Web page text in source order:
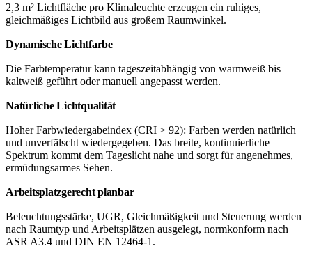
2,3 m² Lichtfläche pro Klimaleuchte erzeugen ein ruhiges,
gleichmäßiges Lichtbild aus großem Raumwinkel.
Dynamische Lichtfarbe
Die Farbtemperatur kann tageszeitabhängig von warmweiß bis
kaltweiß geführt oder manuell angepasst werden.
Natürliche Lichtqualität
Hoher Farbwiedergabeindex (CRI > 92): Farben werden natürlich
und unverfälscht wiedergegeben. Das breite, kontinuierliche
Spektrum kommt dem Tageslicht nahe und sorgt für angenehmes,
ermüdungsarmes Sehen.
Arbeitsplatzgerecht planbar
Beleuchtungsstärke, UGR, Gleichmäßigkeit und Steuerung werden
nach Raumtyp und Arbeitsplätzen ausgelegt, normkonform nach
ASR A3.4 und DIN EN 12464-1.